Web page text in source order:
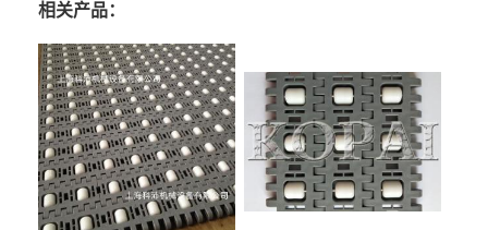
相关产品：